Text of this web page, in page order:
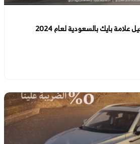
تعرف على أحدث عروض وكيل علامة بايك بالسعودية لعام 2024